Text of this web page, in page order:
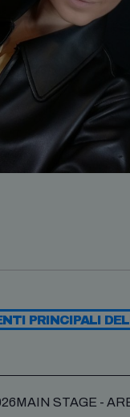
PRINCIPALI
MAIN STAGE -